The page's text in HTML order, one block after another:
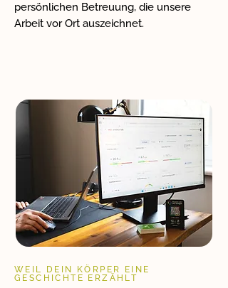
persönlichen Betreuung, die unsere
Arbeit vor Ort auszeichnet.
WEIL DEIN KÖRPER EINE
GESCHICHTE ERZÄHLT